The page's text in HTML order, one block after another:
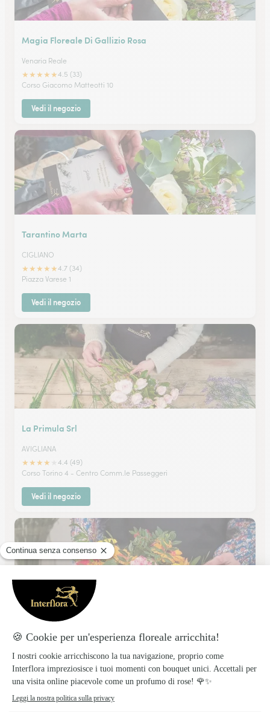
Magia Floreale Di Gallizio Rosa
Venaria Reale
★★★★★4.5 (33)
Corso Giacomo Matteotti 10
Vedi il negozio
Tarantino Marta
CIGLIANO
★★★★★4.7 (34)
Piazza Varese 1
Vedi il negozio
La Primula Srl
AVIGLIANA
★★★★
4.4 (49)
Corso Torino 4 - Centro Comm.le Passeggeri
Vedi il negozio
Fag Societa’ Cooperativa
RIVOLI
★★★★★5 (1)
Corso Susa 165